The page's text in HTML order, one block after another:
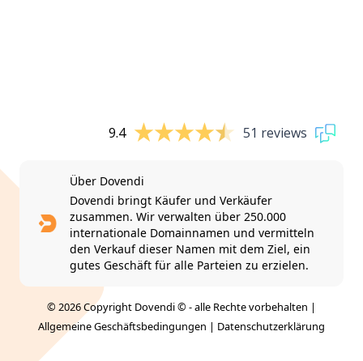
9.4 51 reviews
Über Dovendi
Dovendi bringt Käufer und Verkäufer
zusammen. Wir verwalten über 250.000
internationale Domainnamen und vermitteln
den Verkauf dieser Namen mit dem Ziel, ein
gutes Geschäft für alle Parteien zu erzielen.
© 2026 Copyright Dovendi © - alle Rechte vorbehalten |
Allgemeine Geschäftsbedingungen | Datenschutzerklärung